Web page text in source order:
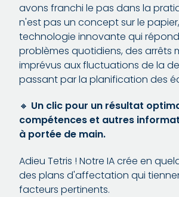
avons franchi le pas dans la
n'est pas un concept sur le
technologie innovante qui
problèmes quotidiens, des arrêts
imprévus aux fluctuations de la
passant par la planification des
🔸 Un clic pour un résultat
compétences et autres
à portée de main.
Adieu Tetris ! Notre IA crée en
des plans d'affectation qui
facteurs pertinents.